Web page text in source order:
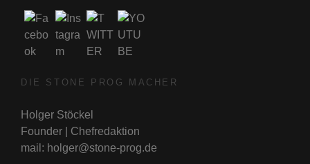
DIE STONE PROG MACHER
Holger Stöckel
Founder | Chefredaktion
mail: holger@stone-prog.de